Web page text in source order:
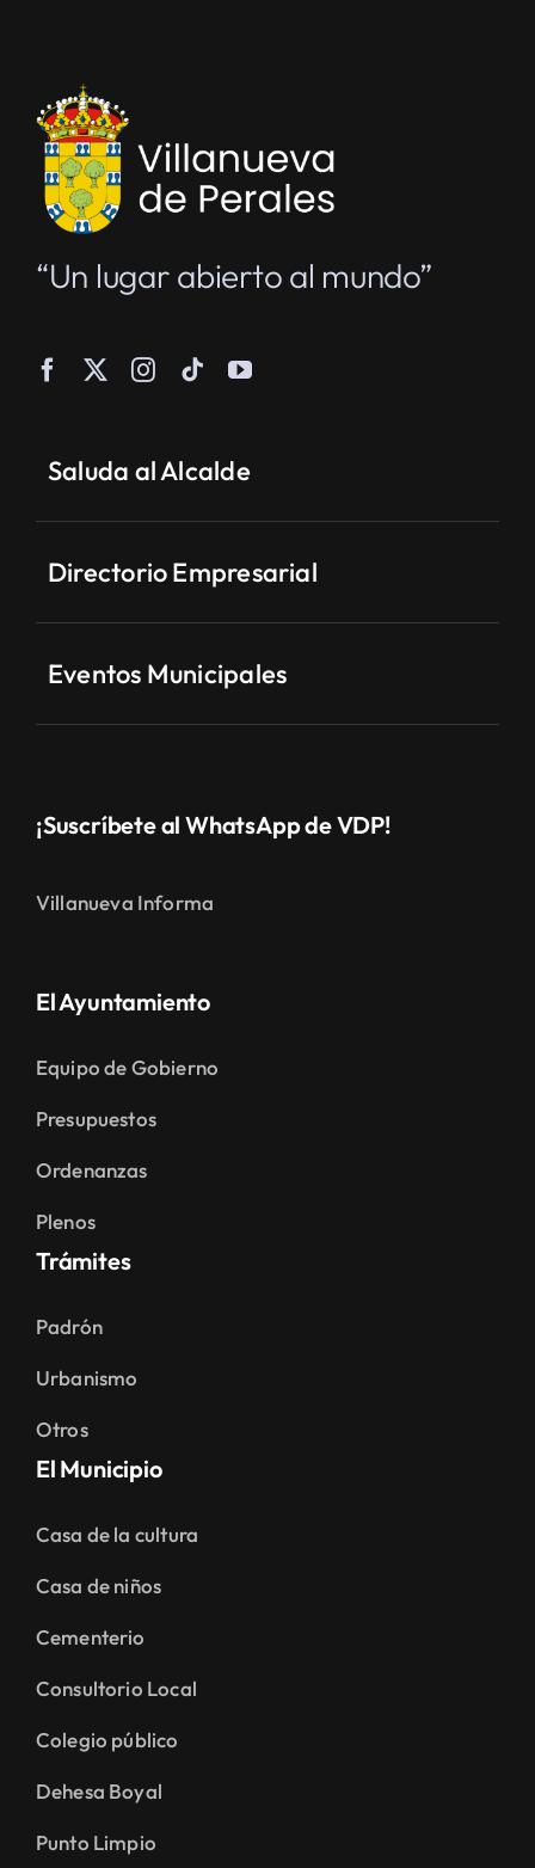
“Un lugar abierto al mundo”
Saluda al Alcalde
Directorio Empresarial
Eventos Municipales
¡Suscríbete al WhatsApp de VDP!
Villanueva Informa
El Ayuntamiento
Equipo de Gobierno
Presupuestos
Ordenanzas
Plenos
Trámites
Padrón
Urbanismo
Otros
El Municipio
Casa de la cultura
Casa de niños
Cementerio
Consultorio Local
Colegio público
Dehesa Boyal
Punto Limpio